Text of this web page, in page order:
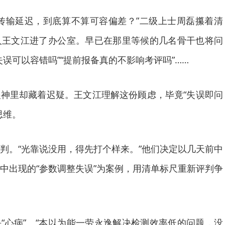
输延迟，到底算不算可容偏差？”二级上士周磊攥着清
文江进了办公室。早已在那里等候的几名骨干也将问
可以容错吗”“提前报备真的不影响考评吗”……
里却藏着迟疑。王文江理解这份顾虑，毕竟“失误即问
。
。“光靠说没用，得先打个样来。”他们决定以几天前中
出现的“参数调整失误”为案例，用清单标尺重新评判争